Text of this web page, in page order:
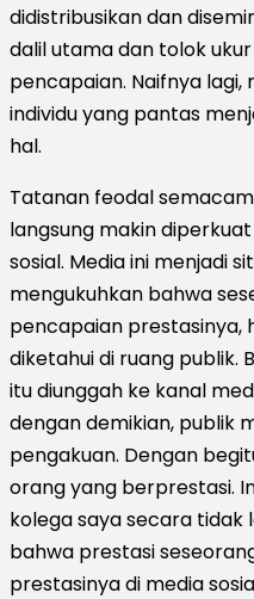
didistribusikan dan
dalil utama dan tolok
pencapaian. Naifnya
individu yang pantas
hal.
Tatanan feodal
langsung makin
sosial. Media ini menjadi
mengukuhkan bahwa
pencapaian prestasinya,
diketahui di ruang publik.
itu diunggah ke kanal
dengan demikian, publik
pengakuan. Dengan
orang yang berprestasi.
kolega saya secara tidak
bahwa prestasi
prestasinya di media